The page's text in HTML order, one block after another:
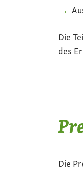
Die
des
Die